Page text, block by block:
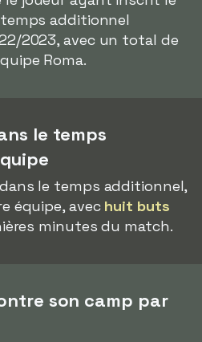
additionnel
2023, avec un total de
Roma.
le temps
le temps additionnel,
équipe, avec huit buts
minutes du match.
son camp par